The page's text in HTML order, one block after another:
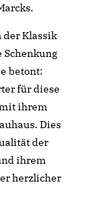
der Klassik
Schenkung
betont:
für diese
ihrem
Dies
der
ihrem
herzlicher